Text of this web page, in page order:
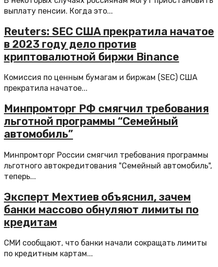
выплату пенсии. Когда это...
Reuters: SEC США прекратила начатое
в 2023 году дело против
криптовалютной биржи Binance
Комиссия по ценным бумагам и биржам (SEC) США
прекратила начатое...
Минпромторг РФ смягчил требования
льготной программы “Семейный
автомобиль”
Минпромторг России смягчил требования программы
льготного автокредитования "Семейный автомобиль",
теперь...
Эксперт Мехтиев объяснил, зачем
банки массово обнуляют лимиты по
кредитам
СМИ сообщают, что банки начали сокращать лимиты
по кредитным картам...